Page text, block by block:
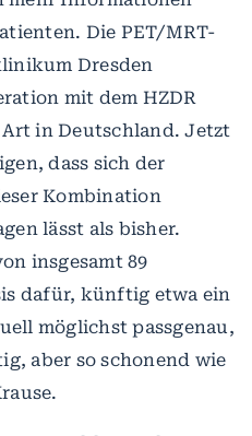
Die PET/MRT-
Dresden
mit dem HZDR
in Deutschland. Jetzt
dass sich der
Kombination
lässt als bisher.
insgesamt 89
dafür, künftig etwa ein
möglichst passgenau,
aber so schonend wie